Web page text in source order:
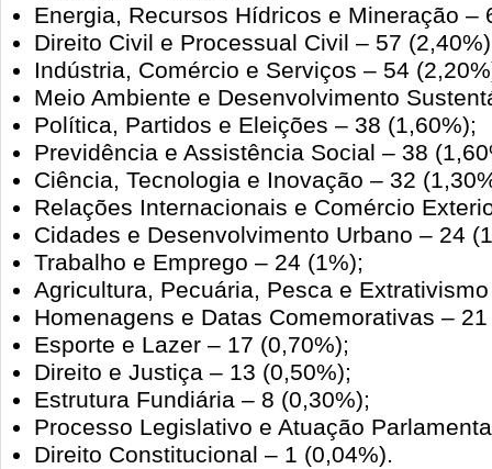
Energia, Recursos Hídricos e Mineração –
Direito Civil e Processual Civil – 57
Indústria, Comércio e Serviços – 54
Meio Ambiente e Desenvolvimento
Política, Partidos e Eleições – 38 (1,60%);
Previdência e Assistência Social – 38
Ciência, Tecnologia e Inovação – 32
Relações Internacionais e Comércio
Cidades e Desenvolvimento Urbano – 24
Trabalho e Emprego – 24 (1%);
Agricultura, Pecuária, Pesca e
Homenagens e Datas Comemorativas –
Esporte e Lazer – 17 (0,70%);
Direito e Justiça – 13 (0,50%);
Estrutura Fundiária – 8 (0,30%);
Processo Legislativo e Atuação
Direito Constitucional – 1 (0,04%).